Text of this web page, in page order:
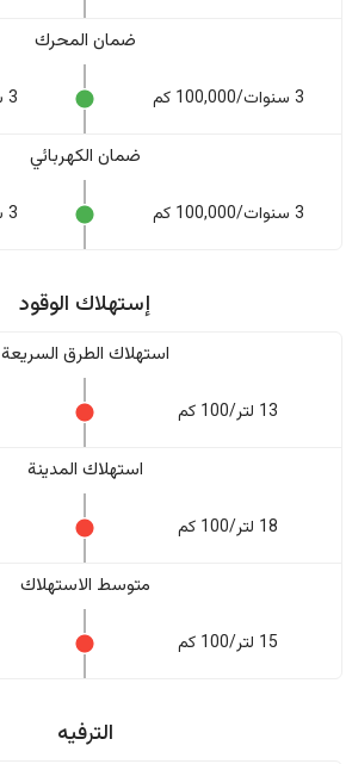
ضمان المحرك
3 سنوات/100,000 كم 3 سنوات/100,000 كم
ضمان الكهربائي
3 سنوات/100,000 كم 3 سنوات/100,000 كم
إستهلاك الوقود
استهلاك الطرق السريعة
13 لتر/100 كم
استهلاك المدينة
18 لتر/100 كم
متوسط الاستهلاك
15 لتر/100 كم
الترفيه